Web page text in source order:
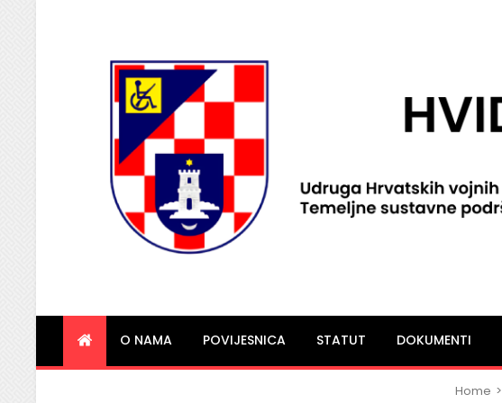
O NAMA POVIJESNICA STATUT DOKUMENTI
Home >